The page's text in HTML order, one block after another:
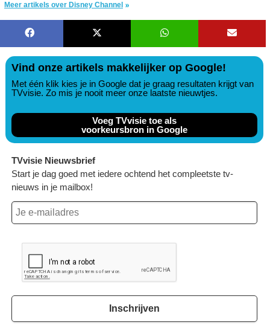
Meer artikels over Disney Channel
Vind onze artikels makkelijker op Google!
Met één klik kies je in Google dat je graag resultaten krijgt van
TVvisie. Zo mis je nooit meer onze laatste nieuwtjes.
Voeg TVvisie toe als
voorkeursbron in Google
TVvisie Nieuwsbrief
Start je dag goed met iedere ochtend het compleetste tv-
nieuws in je mailbox!
Inschrijven